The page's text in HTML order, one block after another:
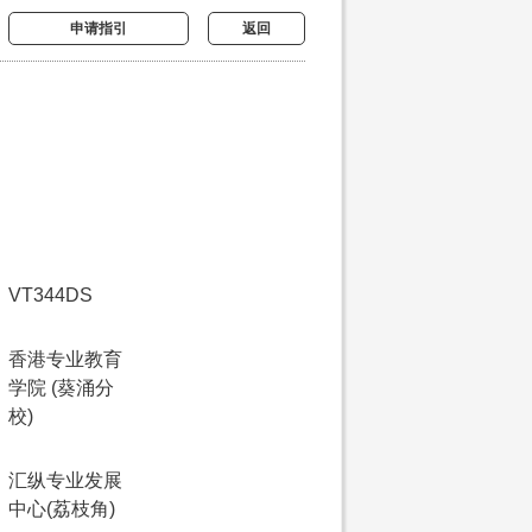
申请指引 返回
VT344DS
香港专业教育
学院 (葵涌分
校)
汇纵专业发展
中心(荔枝角)